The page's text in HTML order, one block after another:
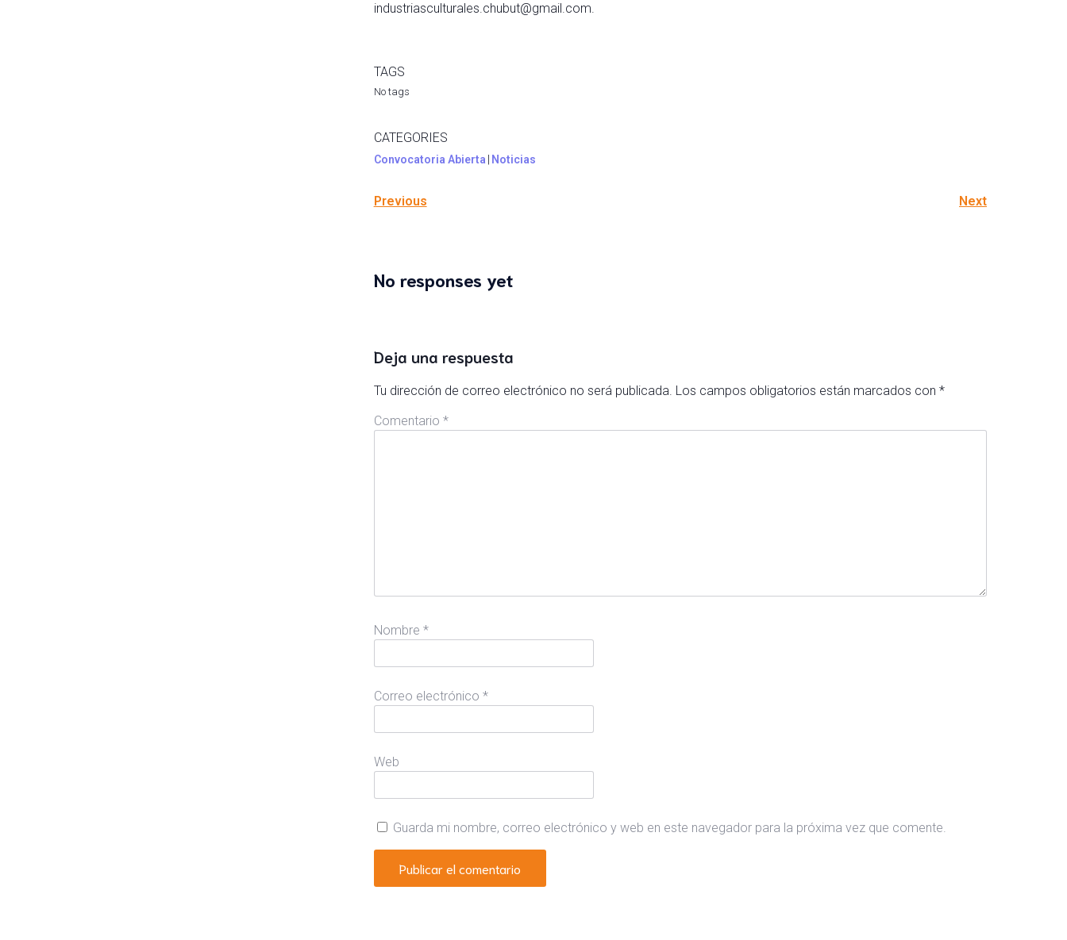
industriasculturales.chubut@gmail.com.
TAGS
No tags
CATEGORIES
Convocatoria Abierta Noticias
Previous Next
No responses yet
Deja una respuesta
Tu dirección de correo electrónico no será publicada. Los campos obligatorios están marcados con *
Comentario *
Nombre *
Correo electrónico *
Web
Guarda mi nombre, correo electrónico y web en este navegador para la próxima vez que comente.